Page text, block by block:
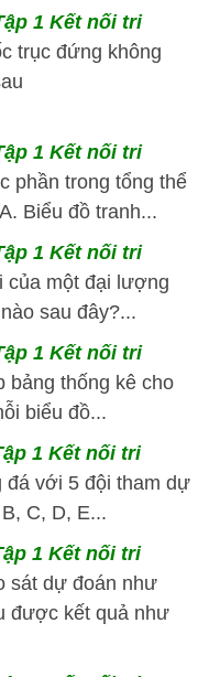
1 Kết nối tri
trục đứng không
1 Kết nối tri
phần trong tổng thể
Biểu đồ tranh...
1 Kết nối tri
của một đại lượng
sau đây?...
1 Kết nối tri
bảng thống kê cho
biểu đồ...
1 Kết nối tri
đá với 5 đội tham dự
C, D, E...
1 Kết nối tri
sát dự đoán như
được kết quả như